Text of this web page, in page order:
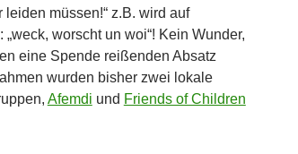
müssen!“ z.B. wird auf
worscht un woi“! Kein Wunder,
eine Spende reißenden Absatz
wurden bisher zwei lokale
Afemdi und Friends of Children